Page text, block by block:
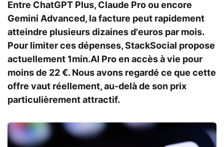
Entre ChatGPT Plus, Claude Pro ou encore
Gemini Advanced, la facture peut rapidement
atteindre plusieurs dizaines d'euros par mois.
Pour limiter ces dépenses, StackSocial propose
actuellement 1min.AI Pro en accès à vie pour
moins de 22 €. Nous avons regardé ce que cette
offre vaut réellement, au-delà de son prix
particulièrement attractif.